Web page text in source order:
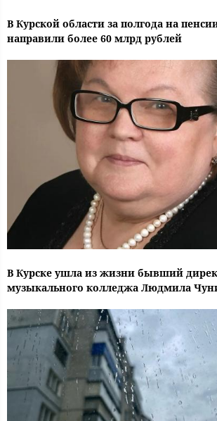
В Курской области за полгода на
направили более 60 млрд рублей
В Курске ушла из жизни бывший
музыкального колледжа Людмила